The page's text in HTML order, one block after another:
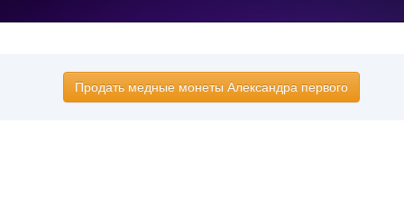
Продать медные монеты Александра первого